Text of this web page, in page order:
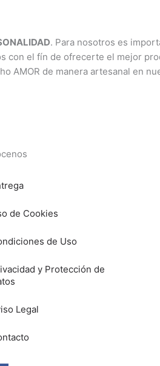
. Para nosotros es
con el fín de ofrecerte el mejor
AMOR de manera artesanal en
de Cookies
de Uso
y Protección de
Legal